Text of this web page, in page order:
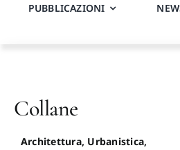
PUBBLICAZIONI
Collane
Architettura, Urbanistica,